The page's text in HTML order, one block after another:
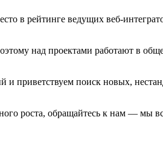
в рейтинге ведущих веб-
над проектами работают в
приветствуем поиск новых,
роста, обращайтесь к нам — мы